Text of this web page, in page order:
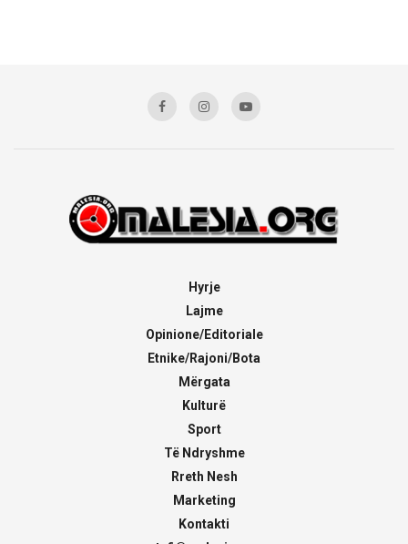
Hyrje
Lajme
Opinione/Editoriale
Etnike/Rajoni/Bota
Mërgata
Kulturë
Sport
Të Ndryshme
Rreth Nesh
Marketing
Kontakti